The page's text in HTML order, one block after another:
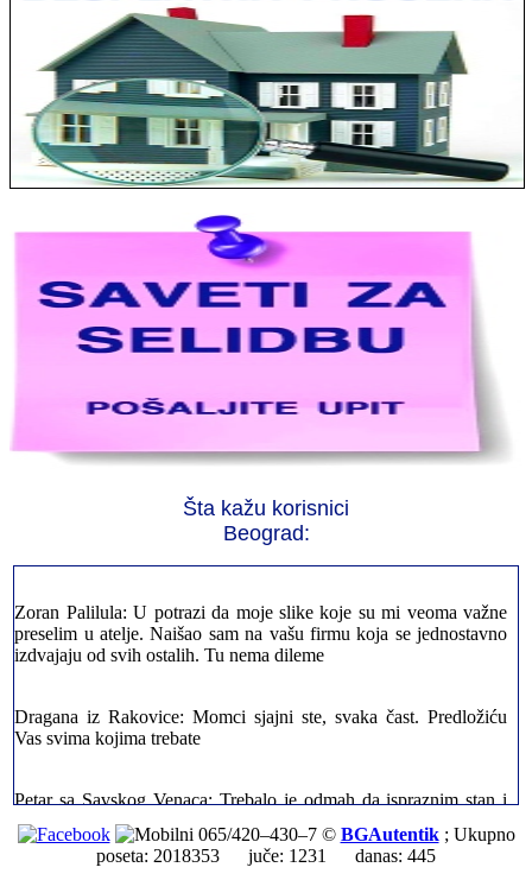
Šta kažu korisnici
Beograd:
Jelena sa Čukarice: Mogu da pohvalim sve radnike u firmi jer su
stvarno profesionalni. Iselili su moje stvari veoma pažljivo
Milica iz Novog Beograda: Zahvaljujuću vašoj firmi. Istog dana
sam preselila sve stvari u moj novi stan. Hvala Vam puno
preselim u atelje. Naišao sam na vašu firmu koja se jednostavno
izdvajaju od svih ostalih. Tu nema dileme
Vas svima kojima trebate
prebacim stvari u drugi. Pozvao sam vašu firmu. Ja ljudi ne znam
šta bi radio sada da ne postojite, Hvala Vam
065/420–430–7 © BGAutentik; Ukupno
poseta: 2018353 juče: 1231 danas: 445